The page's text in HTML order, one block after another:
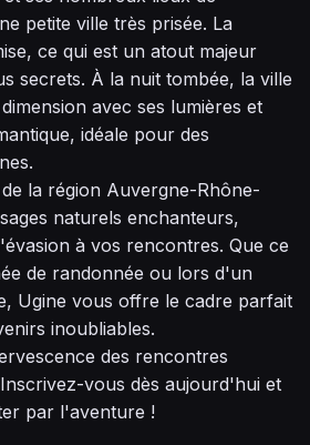
petite ville très prisée. La
ce qui est un atout majeur
secrets. À la nuit tombée, la ville
avec ses lumières et
idéale pour des
la région Auvergne-Rhône-
naturels enchanteurs,
à vos rencontres. Que ce
de randonnée ou lors d'un
Ugine vous offre le cadre parfait
inoubliables.
des rencontres
vous dès aujourd'hui et
par l'aventure !